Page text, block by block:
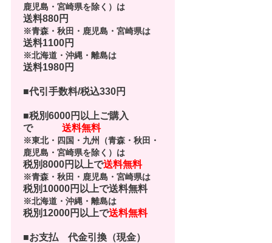
鹿児島・宮崎県を除く）は
送料880円
※青森・秋田・鹿児島・宮崎県は
送料1100円
※北海道・沖縄・離島は
送料1980円
■代引手数料/税込330円
■税別6000円以上ご購入
で 送料無料
※東北・四国・九州（青森・秋田・
鹿児島・宮崎県を除く）は
税別8000円以上で送料無料
※青森・秋田・鹿児島・宮崎県は
税別10000円以上で送料無料
※北海道・沖縄・離島は
税別12000円以上で送料無料
■お支払 代金引換（現金）